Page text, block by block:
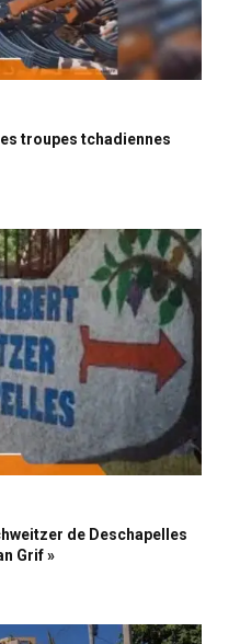
troupes tchadiennes
de Deschapelles
Grif »